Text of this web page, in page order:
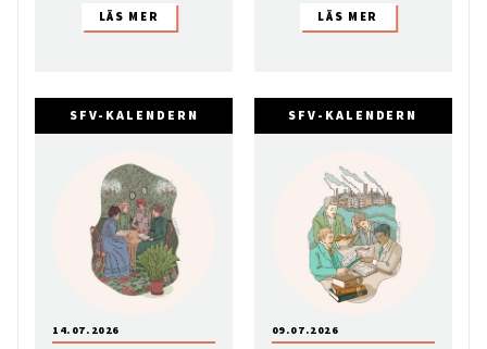
SFV-KALENDERN
14.07.2026
SFV-KALENDERN
09.07.2026